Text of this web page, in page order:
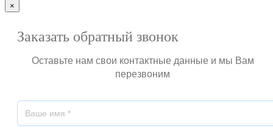
×
Заказать обратный звонок
Оставьте нам свои контактные данные и мы Вам
перезвоним